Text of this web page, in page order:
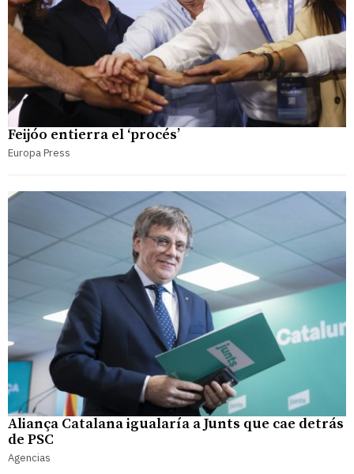
Feijóo entierra el ‘procés’
Europa Press
Aliança Catalana igualaría a Junts que cae detrás
de PSC
Agencias